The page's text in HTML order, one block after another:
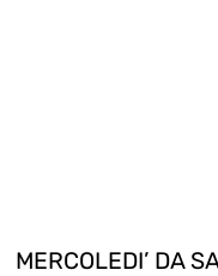
MERCOLEDI’ DA